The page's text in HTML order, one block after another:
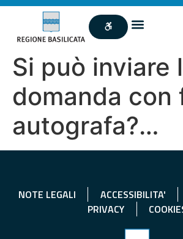
Si può inviare
domanda con
autografa?…
NOTE LEGALI ACCESSIBILITA'
PRIVACY